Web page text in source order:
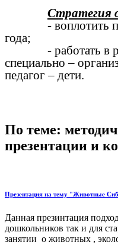
Стратегия
- воплотить
года;
- работать в
специально –
педагог – дети.
По теме:
презентации и
Презентация на тему "Животные
Данная презинтация
дошкольников так и для
занятии о животных ,